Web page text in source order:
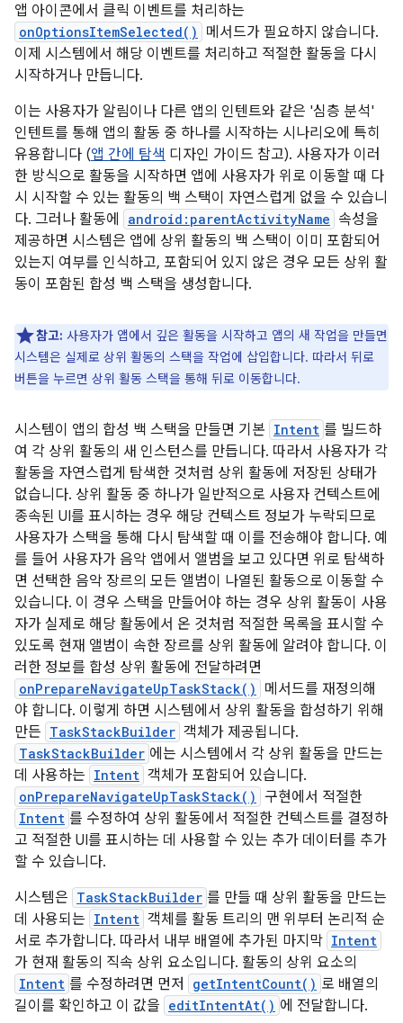
앱 아이콘에서 클릭 이벤트를 처리하는
onOptionsItemSelected()
메서드가 필요하지 않습니다.
이제 시스템에서 해당 이벤트를 처리하고 적절한 활동을 다시
시작하거나 만듭니다.
이는 사용자가 알림이나 다른 앱의 인텐트와 같은 '심층 분석'
인텐트를 통해 앱의 활동 중 하나를 시작하는 시나리오에 특히
유용합니다 (앱 간에 탐색 디자인 가이드 참고). 사용자가 이러
한 방식으로 활동을 시작하면 앱에 사용자가 위로 이동할 때 다
시 시작할 수 있는 활동의 백 스택이 자연스럽게 없을 수 있습니
다. 그러나 활동에
android:parentActivityName 속성을
제공하면 시스템은 앱에 상위 활동의 백 스택이 이미 포함되어
있는지 여부를 인식하고, 포함되어 있지 않은 경우 모든 상위 활
동이 포함된 합성 백 스택을 생성합니다.
참고: 사용자가 앱에서 깊은 활동을 시작하고 앱의 새 작업을 만들면
시스템은 실제로 상위 활동의 스택을 작업에 삽입합니다. 따라서 뒤로
버튼을 누르면 상위 활동 스택을 통해 뒤로 이동합니다.
시스템이 앱의 합성 백 스택을 만들면 기본 Intent 를 빌드하
여 각 상위 활동의 새 인스턴스를 만듭니다. 따라서 사용자가 각
활동을 자연스럽게 탐색한 것처럼 상위 활동에 저장된 상태가
없습니다. 상위 활동 중 하나가 일반적으로 사용자 컨텍스트에
종속된 UI를 표시하는 경우 해당 컨텍스트 정보가 누락되므로
사용자가 스택을 통해 다시 탐색할 때 이를 전송해야 합니다. 예
를 들어 사용자가 음악 앱에서 앨범을 보고 있다면 위로 탐색하
면 선택한 음악 장르의 모든 앨범이 나열된 활동으로 이동할 수
있습니다. 이 경우 스택을 만들어야 하는 경우 상위 활동이 사용
자가 실제로 해당 활동에서 온 것처럼 적절한 목록을 표시할 수
있도록 현재 앨범이 속한 장르를 상위 활동에 알려야 합니다. 이
러한 정보를 합성 상위 활동에 전달하려면
onPrepareNavigateUpTaskStack()
메서드를 재정의해
야 합니다. 이렇게 하면 시스템에서 상위 활동을 합성하기 위해
만든 TaskStackBuilder 객체가 제공됩니다.
TaskStackBuilder 에는 시스템에서 각 상위 활동을 만드는
데 사용하는 Intent 객체가 포함되어 있습니다.
onPrepareNavigateUpTaskStack() 구현에서 적절한
Intent 를 수정하여 상위 활동에서 적절한 컨텍스트를 결정하
고 적절한 UI를 표시하는 데 사용할 수 있는 추가 데이터를 추가
할 수 있습니다.
시스템은 TaskStackBuilder 를 만들 때 상위 활동을 만드는
데 사용되는 Intent 객체를 활동 트리의 맨 위부터 논리적 순
서로 추가합니다. 따라서 내부 배열에 추가된 마지막 Intent
가 현재 활동의 직속 상위 요소입니다. 활동의 상위 요소의
Intent 를 수정하려면 먼저 getIntentCount() 로 배열의
길이를 확인하고 이 값을 editIntentAt() 에 전달합니다.